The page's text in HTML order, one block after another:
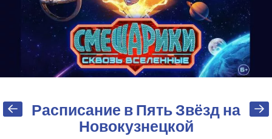
Расписание в Пять Звёзд на
Новокузнецкой